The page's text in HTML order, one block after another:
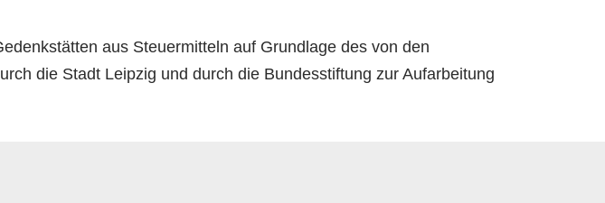
aus Steuermitteln auf Grundlage des von den
die Stadt Leipzig und durch die Bundesstiftung zur Aufarbeitung